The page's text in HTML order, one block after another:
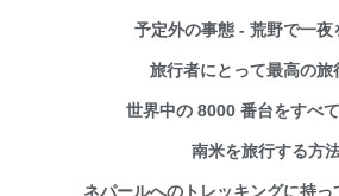
予定外の事態 - 荒野で一夜
旅行者にとって最高の旅
世界中の 8000 番台をすべ
南米を旅行する方
ネパールへのトレッキングに持っ